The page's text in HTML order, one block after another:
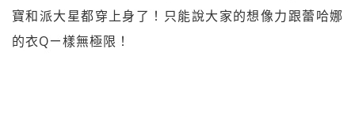
寶和派大星都穿上身了！只能說大家的想像力跟蕾哈娜
的衣Qㄧ樣無極限！